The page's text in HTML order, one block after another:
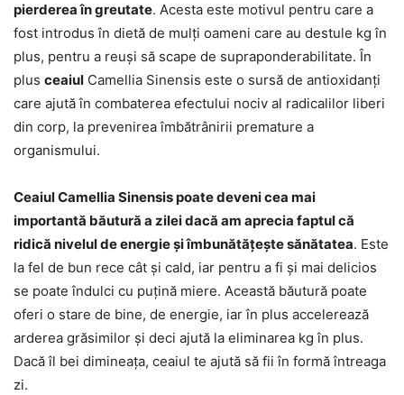
pierderea în greutate. Acesta este motivul pentru care a
fost introdus în dietă de mulți oameni care au destule kg în
plus, pentru a reuși să scape de supraponderabilitate. În
plus ceaiul Camellia Sinensis este o sursă de antioxidanți
care ajută în combaterea efectului nociv al radicalilor liberi
din corp, la prevenirea îmbătrânirii premature a
organismului.
Ceaiul Camellia Sinensis poate deveni cea mai
importantă băutură a zilei dacă am aprecia faptul că
ridică nivelul de energie și îmbunătățește sănătatea. Este
la fel de bun rece cât și cald, iar pentru a fi și mai delicios
se poate îndulci cu puțină miere. Această băutură poate
oferi o stare de bine, de energie, iar în plus accelerează
arderea grăsimilor și deci ajută la eliminarea kg în plus.
Dacă îl bei dimineața, ceaiul te ajută să fii în formă întreaga
zi.